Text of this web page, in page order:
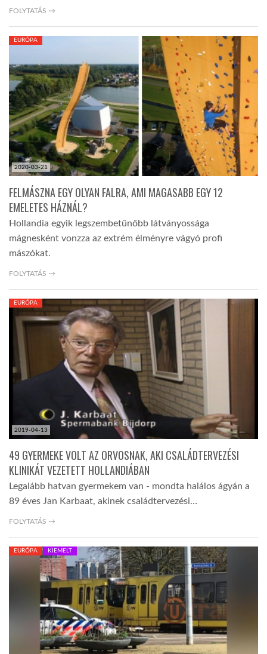
GLOBOTV BP
TROPICALMAGAZIN
GLOBOTV
AFRIKA TUDÁSTÁR
A NAP SZÉPE
LINKTR.EE
GLOBOZSARU
DOBRAVERO.HU
FOLYTATÁS →
2020-03-21
EURÓPA
FELMÁSZNA EGY OLYAN FALRA, AMI MAGASABB EGY 12
EMELETES HÁZNÁL?
Hollandia egyik legszembetűnőbb látványossága
mágnesként vonzza az extrém élményre vágyó profi
mászókat.
FOLYTATÁS →
2019-04-13
EURÓPA
49 GYERMEKE VOLT AZ ORVOSNAK, AKI CSALÁDTERVEZÉSI
KLINIKÁT VEZETETT HOLLANDIÁBAN
Legalább hatvan gyermekem van - mondta halálos ágyán a
89 éves Jan Karbaat, akinek családtervezési…
FOLYTATÁS →
EURÓPA KIEMELT